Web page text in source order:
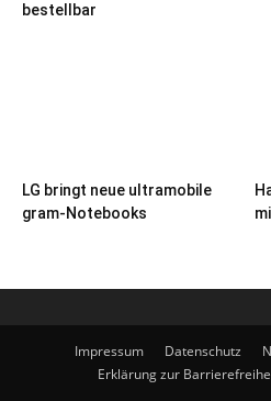
bestellbar
LG bringt neue ultramobile
gram-Notebooks
Impressum Datenschutz
Erklärung zur